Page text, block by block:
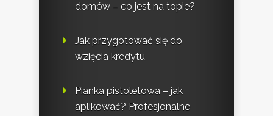
domów – co jest na topie?
Jak przygotować się do
wzięcia kredytu
Pianka pistoletowa – jak
aplikować? Profesjonalne